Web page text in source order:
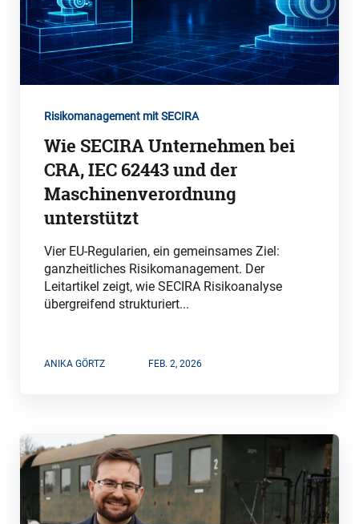
Risikomanagement mit SECIRA
Wie SECIRA Unternehmen bei
CRA, IEC 62443 und der
Maschinenverordnung
unterstützt
Vier EU-Regularien, ein gemeinsames Ziel:
ganzheitliches Risikomanagement. Der
Leitartikel zeigt, wie SECIRA Risikoanalyse
übergreifend strukturiert...
ANIKA GÖRTZ FEB. 2, 2026